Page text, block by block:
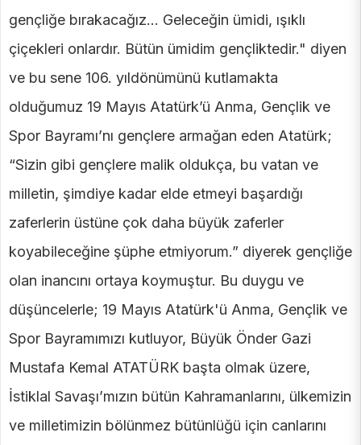
gençliğe bırakacağız… Geleceğin ümidi, ışıklı
çiçekleri onlardır. Bütün ümidim gençliktedir." diyen
ve bu sene 106. yıldönümünü kutlamakta
olduğumuz 19 Mayıs Atatürk’ü Anma, Gençlik ve
Spor Bayramı’nı gençlere armağan eden Atatürk;
“Sizin gibi gençlere malik oldukça, bu vatan ve
milletin, şimdiye kadar elde etmeyi başardığı
zaferlerin üstüne çok daha büyük zaferler
koyabileceğine şüphe etmiyorum.” diyerek gençliğe
olan inancını ortaya koymuştur. Bu duygu ve
düşüncelerle; 19 Mayıs Atatürk'ü Anma, Gençlik ve
Spor Bayramımızı kutluyor, Büyük Önder Gazi
Mustafa Kemal ATATÜRK başta olmak üzere,
İstiklal Savaşı’mızın bütün Kahramanlarını, ülkemizin
ve milletimizin bölünmez bütünlüğü için canlarını